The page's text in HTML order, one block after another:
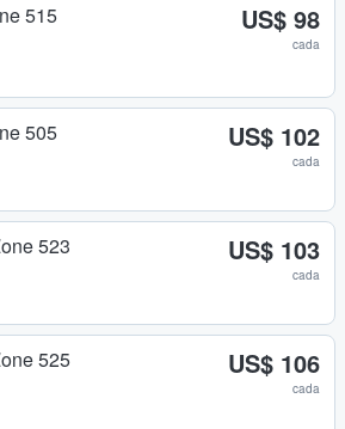
515 US$ 98
cada
505 US$ 102
cada
523 US$ 103
cada
525 US$ 106
cada